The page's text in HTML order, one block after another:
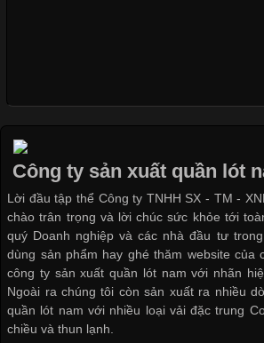
Cập nhật 2026-05-21
Trong những năm gần đây, vải Bamboo
trong những chất liệu được yêu thích
nhờ đặc tính mềm mại, thoáng khí và thân
Không chỉ được ứng dụng trong quần áo
này còn xuất hiện nhiều trong các sản
Công ty sản xuất quần lót
Lời đầu tập thể Công ty TNHH SX - TM -
chào trân trọng và lời chúc sức khỏe tới
quý Doanh nghiệp và các nhà đầu tư
dùng sản phẩm hay ghé thăm website của
công ty sản xuất quần lót nam với nhãn
Ngoài ra chúng tôi còn sản xuất ra nhiều
quần lót nam với nhiều loại vải đặc trung
chiều và thun lạnh.